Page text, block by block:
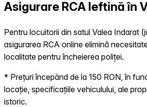
Asigurare RCA Ieftină în
Pentru locuitorii din satul Valea Indarat
asigurarea RCA online elimină
localitate pentru încheierea poliței.
* Prețuri începând de la 150 RON, în
locație, specificațiile vehiculului, ale
istoric.